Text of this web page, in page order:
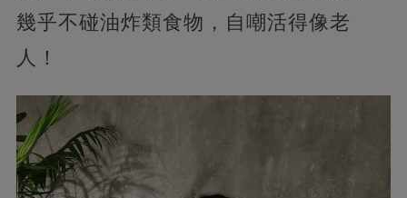
幾乎不碰油炸類食物，自嘲活得像老
人！